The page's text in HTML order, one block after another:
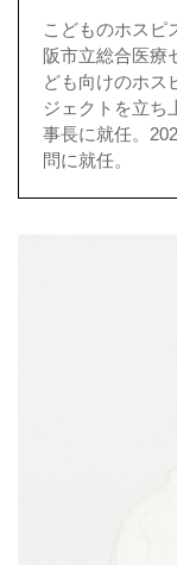
こどものホスピ
阪市立総合医療
ども向けのホス
ジェクトを立ち
事長に就任。
問に就任。